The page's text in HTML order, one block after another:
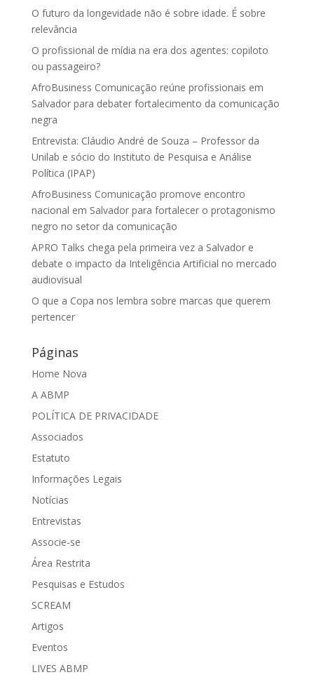
O futuro da longevidade não é sobre idade. É sobre
relevância
O profissional de mídia na era dos agentes: copiloto
ou passageiro?
AfroBusiness Comunicação reúne profissionais em
Salvador para debater fortalecimento da comunicação
negra
Entrevista: Cláudio André de Souza – Professor da
Unilab e sócio do Instituto de Pesquisa e Análise
Política (IPAP)
AfroBusiness Comunicação promove encontro
nacional em Salvador para fortalecer o protagonismo
negro no setor da comunicação
APRO Talks chega pela primeira vez a Salvador e
debate o impacto da Inteligência Artificial no mercado
audiovisual
O que a Copa nos lembra sobre marcas que querem
pertencer
Páginas
Home Nova
A ABMP
POLÍTICA DE PRIVACIDADE
Associados
Estatuto
Informações Legais
Notícias
Entrevistas
Associe-se
Área Restrita
Pesquisas e Estudos
SCREAM
Artigos
Eventos
LIVES ABMP